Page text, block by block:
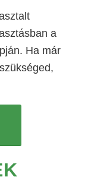
a
Ha már